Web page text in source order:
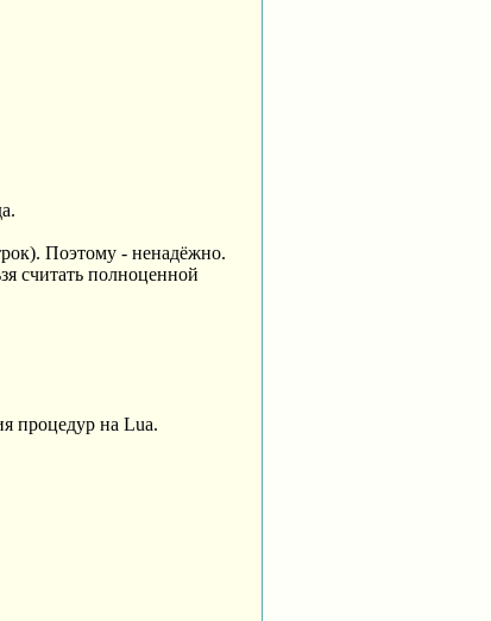
Поэтому - ненадёжно.
считать полноценной
процедур на Lua.